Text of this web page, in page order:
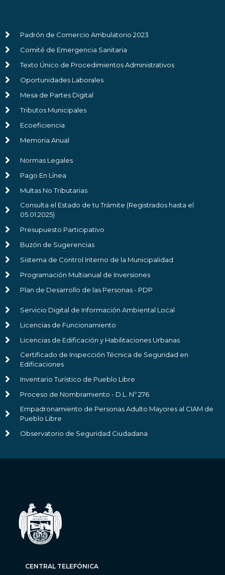
Padrón de Comercio Ambulatorio 2023
Comité de Emergencia Sanitaria
Texto Único de Procedimientos Administrativos
Oportunidades Laborales
Mesa de Partes Digital
Tributos Municipales
Ecoeficiencia
Memoria Anual
Normas Legales
Pago En Línea
Multas No Tributarias
Consulta el Estado de tu Trámite (Registrados hasta el
05.01.2025)
Presupuesto Participativo
Buzón de Sugerencias
Sistema de Control Interno de la Municipalidad
Programación Multianual de Inversiones
Plan de Desarrollo de las Personas - PDP
Servicio Digital de Información Ambiental Local
Licencias de Funcionamiento
Licencias de Edificación y Habilitaciones Urbanas
Certificado de Inspección Técnica de Seguridad en
Edificaciones
Inventario Turístico de Pueblo Libre
Proceso de Nombramiento - D.L. Nº 276
Empadronamiento de Personas Adulto Mayores al CIAM de
Pueblo Libre
Observatorio de Seguridad Ciudadana
CENTRAL TELEFÓNICA